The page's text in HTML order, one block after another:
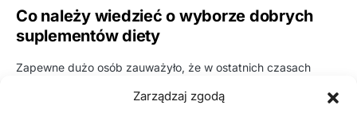
Zarządzaj zgodą
Co należy wiedzieć o wyborze dobrych
suplementów diety
Zapewne dużo osób zauważyło, że w ostatnich czasach